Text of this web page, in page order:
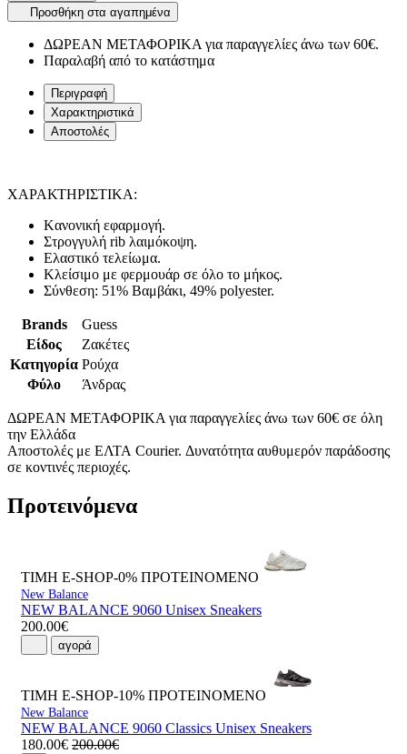
Προσθήκη στα αγαπημένα
ΔΩΡΕΑΝ ΜΕΤΑΦΟΡΙΚΑ για παραγγελίες άνω των 60€.
Παραλαβή από το κατάστημα
Περιγραφή
Χαρακτηριστικά
Αποστολές
ΧΑΡΑΚΤΗΡΙΣΤΙΚΑ:
Kανονική εφαρμογή.
Στρογγυλή rib λαιμόκοψη.
Ελαστικό τελείωμα.
Κλείσιμο με φερμουάρ σε όλο το μήκος.
Σύνθεση: 51% Βαμβάκι, 49% polyester.
Brands
Guess
Είδος
Ζακέτες
Κατηγορία Ρούχα
Φύλο
Άνδρας
ΔΩΡΕΑΝ ΜΕΤΑΦΟΡΙΚΑ για παραγγελίες άνω των 60€ σε όλη
την Ελλάδα
Αποστολές με ΕΛΤΑ Courier. Δυνατότητα αυθυμερόν παράδοσης
σε κοντινές περιοχές.
Προτεινόμενα
ΤΙΜΗ E-SHOP-0% ΠΡΟΤΕΙΝΟΜΕΝΟ
New Balance
NEW BALANCE 9060 Unisex Sneakers
200.00€
αγορά
ΤΙΜΗ E-SHOP-10% ΠΡΟΤΕΙΝΟΜΕΝΟ
New Balance
NEW BALANCE 9060 Classics Unisex Sneakers
180.00€ 200.00€